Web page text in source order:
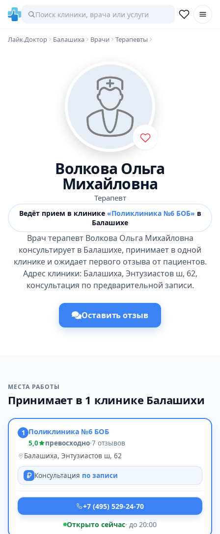
Лайк.Доктор Балашиха Врачи Терапевты
Волкова Ольга
Михайловна
Терапевт
Ведёт прием в клинике «Поликлиника №6 БОБ» в
Балашихе
Врач терапевт Волкова Ольга Михайловна
консультирует в Балашихе, принимает в одной
клинике и ожидает первого отзыва от пациентов.
Адрес клиники: Балашиха, Энтузиастов ш, 62,
консультация по предварительной записи.
Оставить отзыв
МЕСТА РАБОТЫ
Принимает в 1 клинике Балашихи
1 Поликлиника №6 БОБ
5,0 превосходно·7 отзывов
Балашиха, Энтузиастов ш, 62
Консультация по записи
+7 (495) 529-24-70
Открыто сейчас· до 20:00